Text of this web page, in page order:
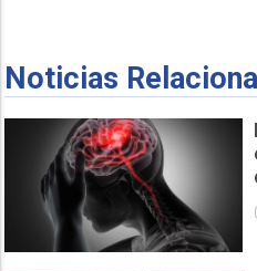
Noticias